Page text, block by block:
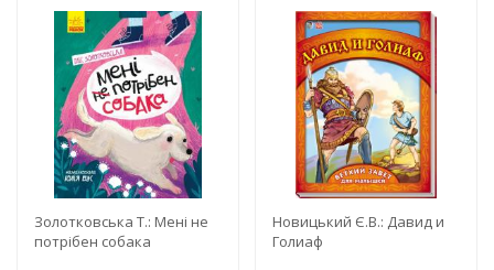
Золотковська Т.: Мені не
потрібен собака
Новицький Є.В.: Давид и
Голиаф